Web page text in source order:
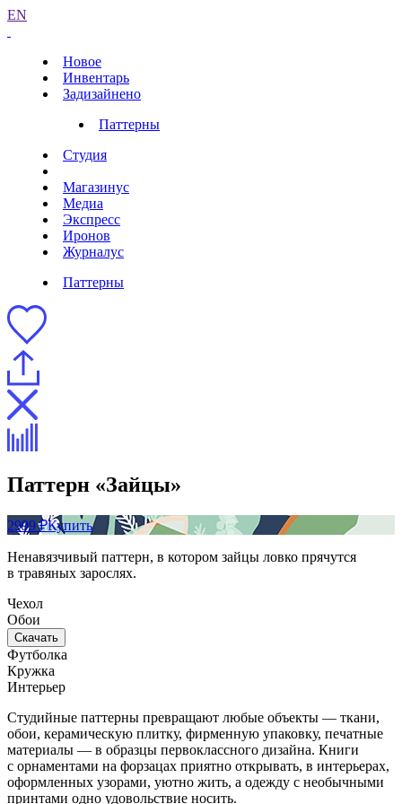
EN
Новое
Инвентарь
Задизайнено
Паттерны
Студия
Магазинус
Медиа
Экспресс
Иронов
Журналус
Паттерны
Паттерн «Зайцы»
2999 ₽Купить
Ненавязчивый паттерн, в котором зайцы ловко прячутся
в травяных зарослях.
Чехол
Обои
Скачать
Футболка
Кружка
Интерьер
Студийные паттерны превращают любые объекты — ткани,
обои, керамическую плитку, фирменную упаковку, печатные
материалы — в образцы первоклассного дизайна. Книги
с орнаментами на форзацах приятно открывать, в интерьерах,
оформленных узорами, уютно жить, а одежду с необычными
принтами одно удовольствие носить.